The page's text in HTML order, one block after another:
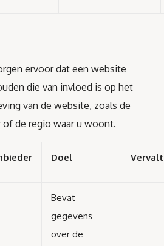
ervoor dat een website
die van invloed is op het
van de website, zoals de
of de regio waar u woont.
Doel
Bevat
gegevens
over de